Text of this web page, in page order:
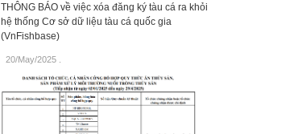
THÔNG BÁO về việc xóa đăng ký tàu cá ra khỏi
hệ thống Cơ sở dữ liệu tàu cá quốc gia
(VnFishbase)
20/May/2025.